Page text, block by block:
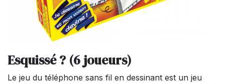
Esquissé ? (6 joueurs)
Le jeu du téléphone sans fil en dessinant est un jeu